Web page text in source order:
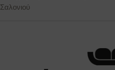
Σαλονιού